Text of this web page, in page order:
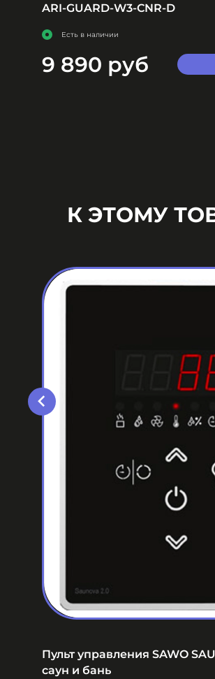
ARI-GUARD-W3-CNR-D
Есть в наличии
9 890 руб
К ЭТОМУ
Пульт управления SAWO
саун и бань